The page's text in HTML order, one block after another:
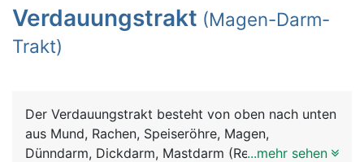
Symptome
Ratgeber
Verdauungstrakt (Magen-Darm-
Trakt)
Der Verdauungstrakt besteht von oben nach unten
aus Mund, Rachen, Speiseröhre, Magen,
Dünndarm, Dickdarm, Mastdarm (Rektum) und
...mehr sehen